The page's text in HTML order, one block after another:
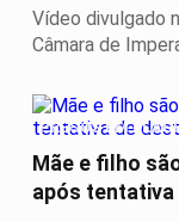
Vídeo divulgado
Câmara de
PRESOS EM
Mãe e filho
após tentativa